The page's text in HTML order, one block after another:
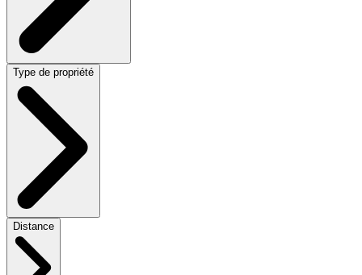
Type de propriété
Distance